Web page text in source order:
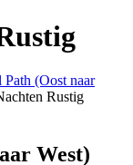
Path (Oost naar
Rustig
West)